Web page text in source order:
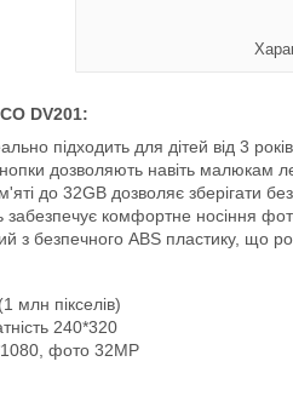
DV201:
підходить для дітей від 3
дозволяють навіть малюкам
до 32GB дозволяє зберігати
комфортне носіння
з безпечного ABS пластику, що
млн пікселів)
240*320
фото 32MP